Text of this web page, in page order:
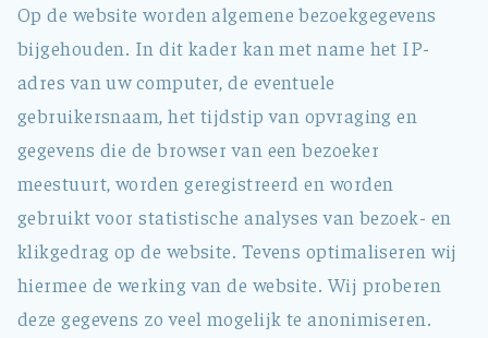
Op de website worden algemene bezoekgegevens
bijgehouden. In dit kader kan met name het IP-
adres van uw computer, de eventuele
gebruikersnaam, het tijdstip van opvraging en
gegevens die de browser van een bezoeker
meestuurt, worden geregistreerd en worden
gebruikt voor statistische analyses van bezoek- en
klikgedrag op de website. Tevens optimaliseren wij
hiermee de werking van de website. Wij proberen
deze gegevens zo veel mogelijk te anonimiseren.